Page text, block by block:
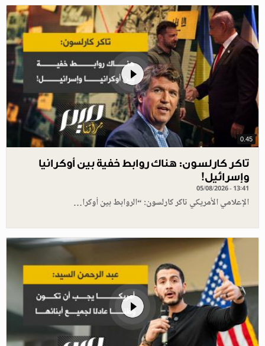
0.45
تاكر كارلسون: هناك روابط خفية بين أوكرانيا
وإسرائيل!
05/08/2026 - 13:41
الإعلامي الأمريكي تاكر كارلسون: “الروابط بين أوكرا…